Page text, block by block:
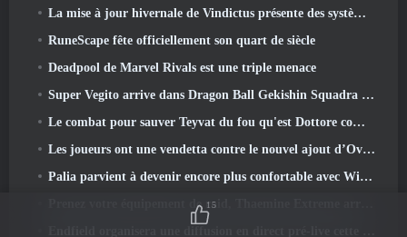
La mise à jour hivernale de Vindictus présente des systèmes pour faciliter la progression des joueurs
RuneScape fête officiellement son quart de siècle
Deadpool de Marvel Rivals est une triple menace
Super Vegito arrive dans Dragon Ball Gekishin Squadra avec l'arrivée de la saison 3
Le combat pour sauver Teyvat du fou qu'est Dottore commence aujourd'hui dans Genshin Impact
Les joueurs ont une vendetta contre le nouvel ajout d’Overwatch
Palia parvient à devenir encore plus confortable avec Winter's Wonder: Mise à jour du sanctuaire enneigé
Prenez votre équipement de raid, Thaemine Extreme arrive dans Lost Ark demain
15